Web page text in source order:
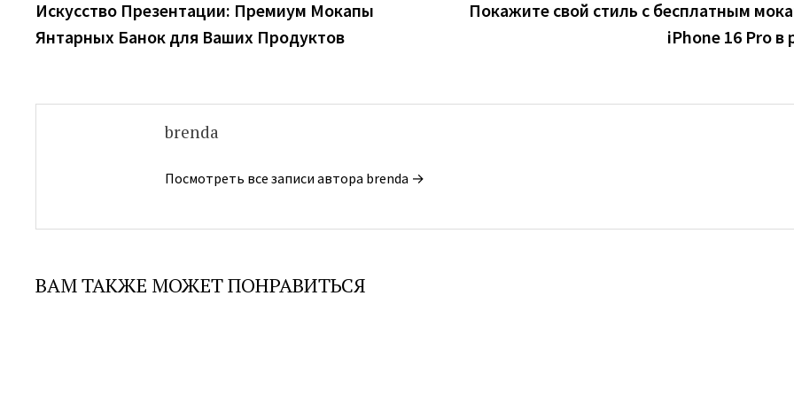
по
записям
запись:
Искусство Презентации: Премиум Мокапы
Янтарных Банок для Ваших Продуктов
Покажите свой стиль с бесплатным
iPhone 16 Pro в
brenda
Посмотреть все записи автора brenda →
ВАМ ТАКЖЕ МОЖЕТ ПОНРАВИТЬСЯ